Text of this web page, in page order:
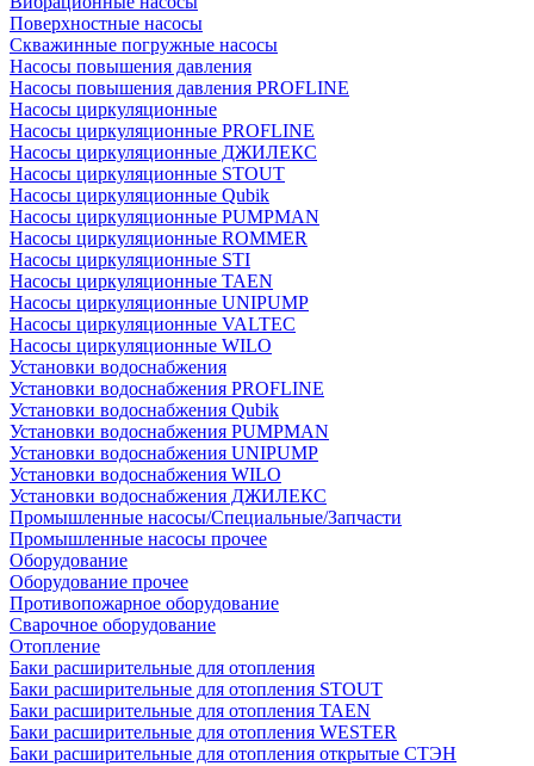
Поверхностные насосы
Скважинные погружные насосы
Насосы повышения давления
Насосы повышения давления PROFLINE
Насосы циркуляционные
Насосы циркуляционные PROFLINE
Насосы циркуляционные ДЖИЛЕКС
Насосы циркуляционные STOUT
Насосы циркуляционные Qubik
Насосы циркуляционные PUMPMAN
Насосы циркуляционные ROMMER
Насосы циркуляционные STI
Насосы циркуляционные TAEN
Насосы циркуляционные UNIPUMP
Насосы циркуляционные VALTEC
Насосы циркуляционные WILO
Установки водоснабжения
Установки водоснабжения PROFLINE
Установки водоснабжения Qubik
Установки водоснабжения PUMPMAN
Установки водоснабжения UNIPUMP
Установки водоснабжения WILO
Установки водоснабжения ДЖИЛЕКС
Промышленные насосы/Специальные/Запчасти
Промышленные насосы прочее
Оборудование
Оборудование прочее
Противопожарное оборудование
Сварочное оборудование
Отопление
Баки расширительные для отопления
Баки расширительные для отопления STOUT
Баки расширительные для отопления TAEN
Баки расширительные для отопления WESTER
Баки расширительные для отопления открытые СТЭН